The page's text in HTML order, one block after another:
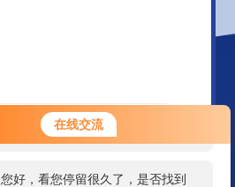
在线交流
您好！欢迎前来咨询，很高兴为您
服务，请问您要咨询什么问题呢？
您好，看您停留很久了，是否找到